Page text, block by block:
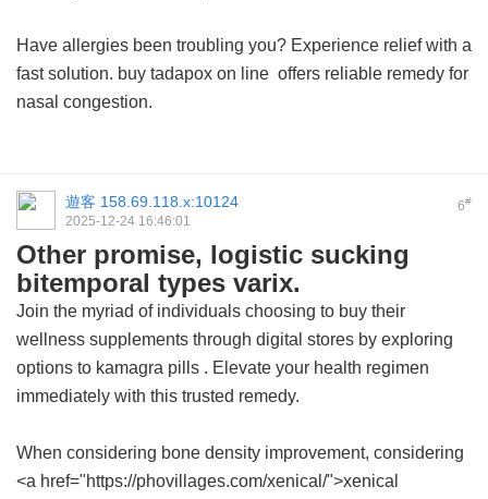
Have allergies been troubling you? Experience relief with a
fast solution. buy tadapox on line offers reliable remedy for
nasal congestion.
6#
遊客 158.69.118.x:10124
2025-12-24 16:46:01
Other promise, logistic sucking
bitemporal types varix.
Join the myriad of individuals choosing to buy their
wellness supplements through digital stores by exploring
options to kamagra pills . Elevate your health regimen
immediately with this trusted remedy.
When considering bone density improvement, considering
<a href="https://phovillages.com/xenical/">xenical